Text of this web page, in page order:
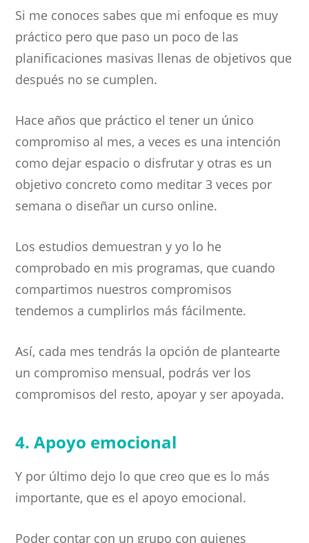
Si me conoces sabes que mi enfoque es muy
práctico pero que paso un poco de las
planificaciones masivas llenas de objetivos que
después no se cumplen.
Hace años que práctico el tener un único
compromiso al mes, a veces es una intención
como dejar espacio o disfrutar y otras es un
objetivo concreto como meditar 3 veces por
semana o diseñar un curso online.
Los estudios demuestran y yo lo he
comprobado en mis programas, que cuando
compartimos nuestros compromisos
tendemos a cumplirlos más fácilmente.
Así, cada mes tendrás la opción de plantearte
un compromiso mensual, podrás ver los
compromisos del resto, apoyar y ser apoyada.
4. Apoyo emocional
Y por último dejo lo que creo que es lo más
importante, que es el apoyo emocional.
Poder contar con un grupo con quienes